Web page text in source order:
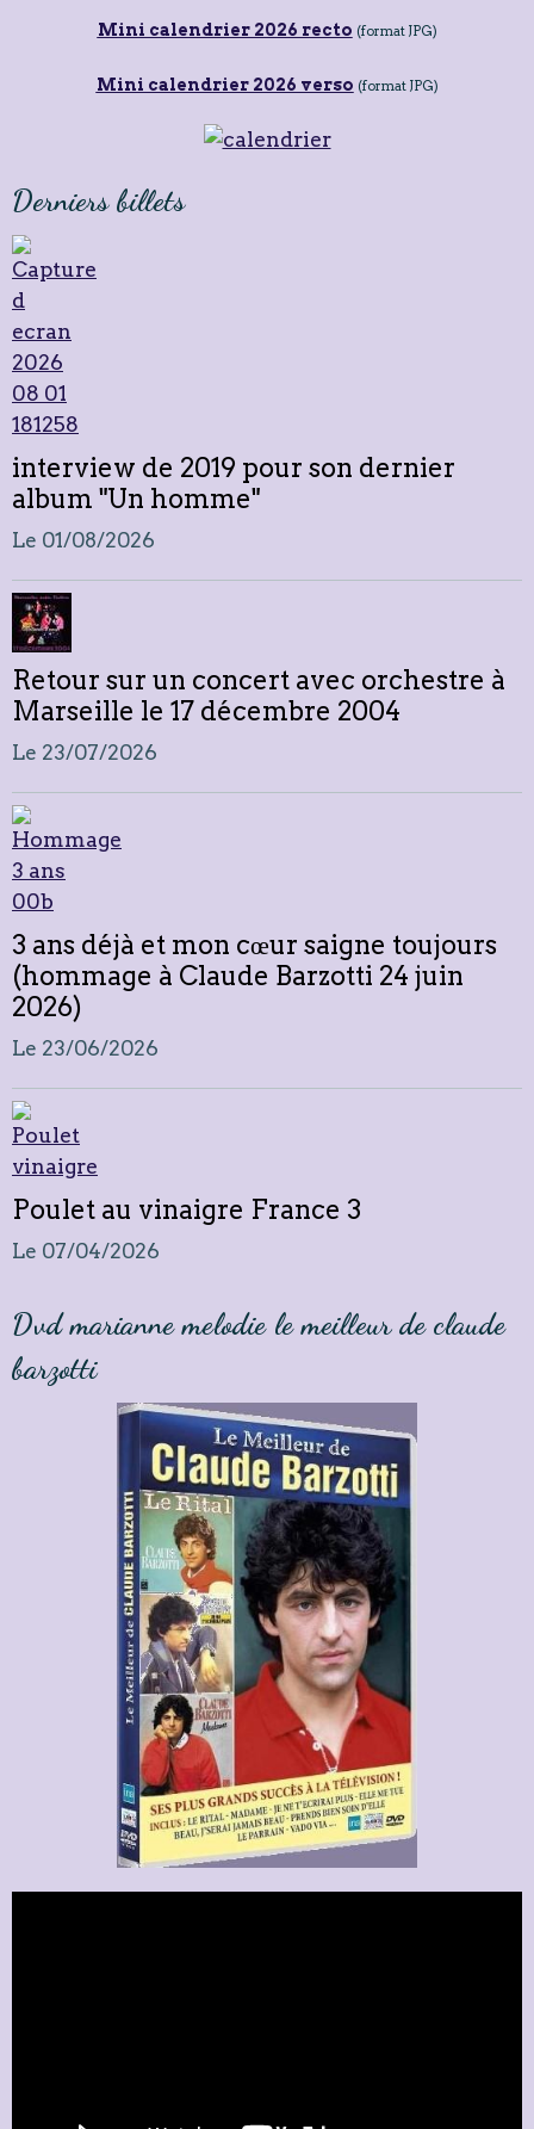
Mini calendrier 2026 recto (format JPG)
Mini calendrier 2026 verso (format JPG)
Derniers billets
interview de 2019 pour son dernier
album "Un homme"
Le 01/08/2026
Retour sur un concert avec orchestre à
Marseille le 17 décembre 2004
Le 23/07/2026
3 ans déjà et mon cœur saigne toujours
(hommage à Claude Barzotti 24 juin
2026)
Le 23/06/2026
Poulet au vinaigre France 3
Le 07/04/2026
Dvd marianne melodie le meilleur de claude
barzotti